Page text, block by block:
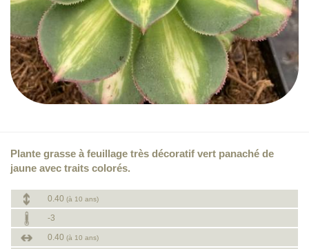
Plante grasse à feuillage très décoratif vert panaché de
jaune avec traits colorés.
0.40 (à 10 ans)
-3
0.40 (à 10 ans)